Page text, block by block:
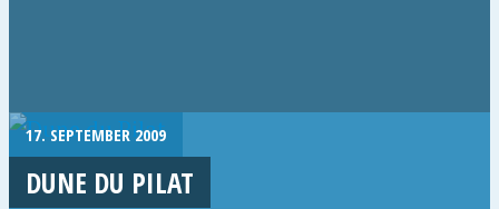
17. SEPTEMBER 2009
DUNE DU PILAT